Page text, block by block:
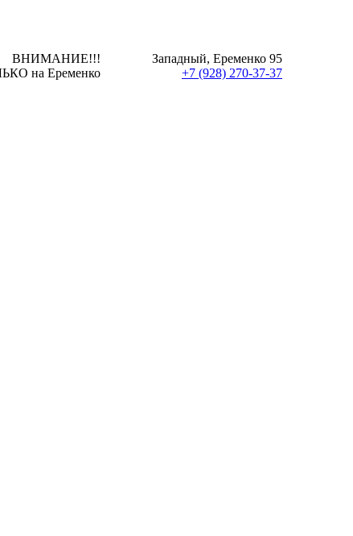
Западный, Еременко 95
+7 (928) 270-37-37
ВНИМАНИЕ!!!
на Еременко